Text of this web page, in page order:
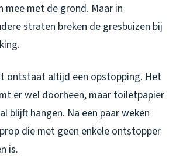
mee met de grond. Maar in
straten breken de gresbuizen bij
ontstaat altijd een opstopping. Het
er wel doorheen, maar toiletpapier
blijft hangen. Na een paar weken
die met geen enkele ontstopper
is.